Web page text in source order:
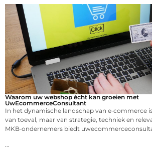
Waarom uw webshop écht kan groeien met
UwEcommerceConsultant
In het dynamische landschap van e‑commerce
van toeval, maar van strategie, techniek en
MKB‑ondernemers biedt
...